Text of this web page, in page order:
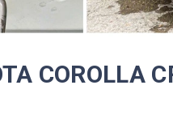
COROLLA